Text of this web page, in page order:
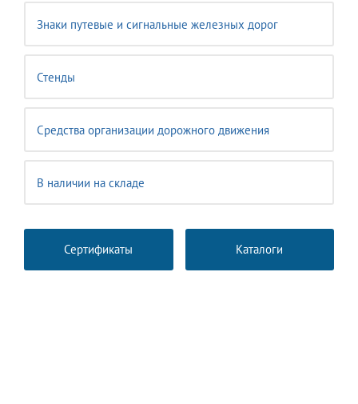
Знаки путевые и сигнальные железных дорог
Стенды
Средства организации дорожного движения
В наличии на складе
Сертификаты Каталоги